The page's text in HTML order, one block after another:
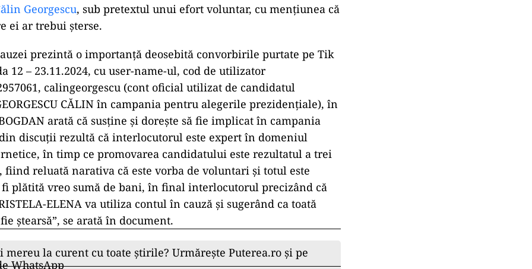
Georgescu, sub pretextul unui efort voluntar, cu mențiunea că
ei ar trebui șterse.
prezintă o importanță deosebită convorbirile purtate pe Tik
12 – 23.11.2024, cu user-name-ul, cod de utilizator
calingeorgescu (cont oficial utilizat de candidatul
CĂLIN în campania pentru alegerile prezidențiale), în
arată că susține și dorește să fie implicat în campania
discuții rezultă că interlocutorul este expert în domeniul
în timp ce promovarea candidatului este rezultatul a trei
reluată narativa că este vorba de voluntari și totul este
plătită vreo sumă de bani, în final interlocutorul precizând că
ELENA va utiliza contul în cauză și sugerând ca toată
ștearsă”, se arată în document.
mereu la curent cu toate știrile? Urmărește Puterea.ro și pe
WhatsApp